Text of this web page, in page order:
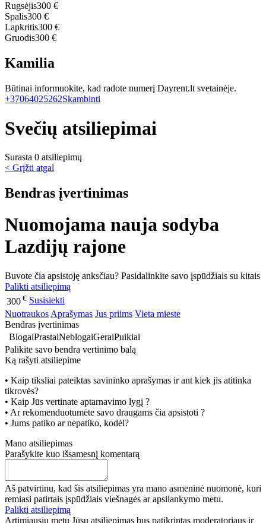
Rugsėjis300 €
Spalis300 €
Lapkritis300 €
Gruodis300 €
Kamilia
Būtinai informuokite, kad radote numerį Dayrent.lt svetainėje.
+37064025262Skambinti
Svečių atsiliepimai
Surasta 0 atsiliepimų
< Grįžti atgal
Bendras įvertinimas
Nuomojama nauja sodyba
Lazdijų rajone
Buvote čia apsistoję anksčiau? Pasidalinkite savo įspūdžiais su kitais
Palikti atsiliepimą
300 € Susisiekti
Nuotraukos Aprašymas Jus priims Vieta mieste
Bendras įvertinimas
BlogaiPrastaiNeblogaiGeraiPuikiai
Palikite savo bendra vertinimo balą
Ką rašyti atsiliepime
• Kaip tiksliai pateiktas savininko aprašymas ir ant kiek jis atitinka
tikrovės?
• Kaip Jūs vertinate aptarnavimo lygį ?
• Ar rekomenduotumėte savo draugams čia apsistoti ?
• Jums patiko ar nepatiko, kodėl?
Mano atsiliepimas
Parašykite kuo išsamesnį komentarą
Aš patvirtinu, kad šis atsiliepimas yra mano asmeninė nuomonė, kuri
remiasi patirtais įspūdžiais viešnagės ar apsilankymo metu.
Palikti atsiliepimą
Artimiausiu metu Jūsų atsiliepimas bus patikrintas moderatoriaus ir